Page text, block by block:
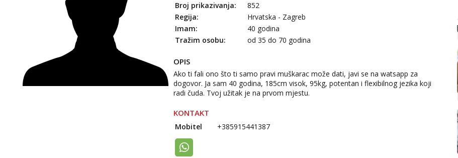
Broj prikazivanja:
852
Regija:
Hrvatska - Zagreb
Imam:
40 godina
Tražim osobu:
od 35 do 70 godina
OPIS
Ako ti fali ono što ti samo pravi muškarac može dati, javi se na watsapp za
dogovor. Ja sam 40 godina, 185cm visok, 95kg, potentan i flexibilnog jezika koji
radi čuda. Tvoj užitak je na prvom mjestu.
KONTAKT
Mobitel +385915441387